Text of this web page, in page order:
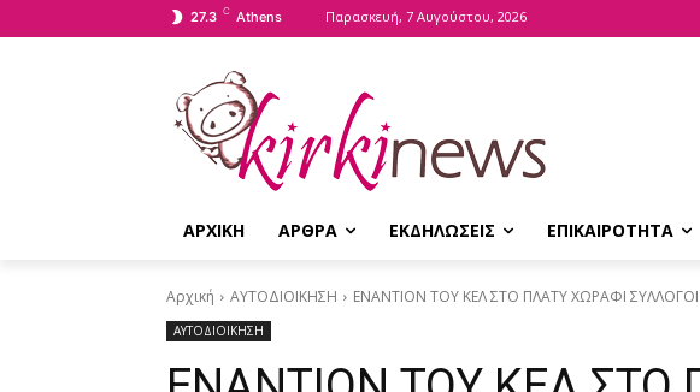
27.3 C Athens Παρασκευή, 7 Αυγούστου, 2026
ΑΡΧΙΚΗ ΑΡΘΡΑ ΕΚΔΗΛΩΣΕΙΣ ΕΠΙΚΑΙΡΟΤΗΤΑ
Αρχική ΑΥΤΟΔΙΟΙΚΗΣΗ ΕΝΑΝΤΙΟΝ ΤΟΥ ΚΕΛ ΣΤΟ ΠΛΑΤΥ ΧΩΡΑΦΙ
ΑΥΤΟΔΙΟΙΚΗΣΗ